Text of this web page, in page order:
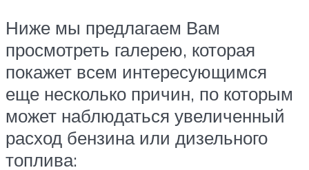
Ниже мы предлагаем Вам
просмотреть галерею, которая
покажет всем интересующимся
еще несколько причин, по которым
может наблюдаться увеличенный
расход бензина или дизельного
топлива: